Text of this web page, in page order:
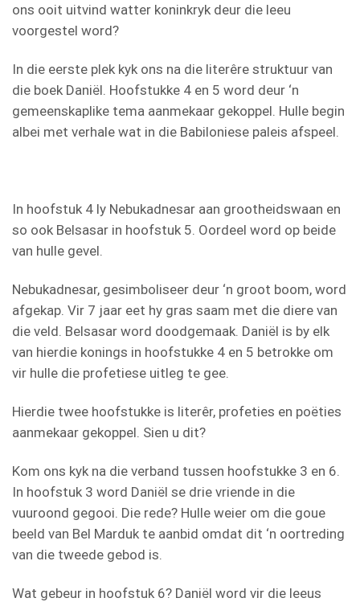
ons ooit uitvind watter koninkryk deur die leeu
voorgestel word?
In die eerste plek kyk ons na die literêre struktuur van
die boek Daniël. Hoofstukke 4 en 5 word deur ‘n
gemeenskaplike tema aanmekaar gekoppel. Hulle begin
albei met verhale wat in die Babiloniese paleis afspeel.
In hoofstuk 4 ly Nebukadnesar aan grootheidswaan en
so ook Belsasar in hoofstuk 5. Oordeel word op beide
van hulle gevel.
Nebukadnesar, gesimboliseer deur ‘n groot boom, word
afgekap. Vir 7 jaar eet hy gras saam met die diere van
die veld. Belsasar word doodgemaak. Daniël is by elk
van hierdie konings in hoofstukke 4 en 5 betrokke om
vir hulle die profetiese uitleg te gee.
Hierdie twee hoofstukke is literêr, profeties en poëties
aanmekaar gekoppel. Sien u dit?
Kom ons kyk na die verband tussen hoofstukke 3 en 6.
In hoofstuk 3 word Daniël se drie vriende in die
vuuroond gegooi. Die rede? Hulle weier om die goue
beeld van Bel Marduk te aanbid omdat dit ‘n oortreding
van die tweede gebod is.
Wat gebeur in hoofstuk 6? Daniël word vir die leeus